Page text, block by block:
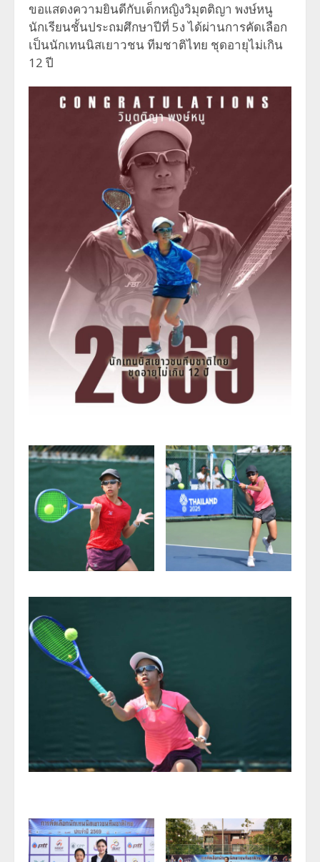
ขอแสดงความยินดีกับเด็กหญิงวิมุตติญา พงษ์หนู
นักเรียนชั้นประถมศึกษาปีที่ 5ง ได้ผ่านการคัดเลือก
เป็นนักเทนนิสเยาวชน ทีมชาติไทย ชุดอายุไม่เกิน
12 ปี